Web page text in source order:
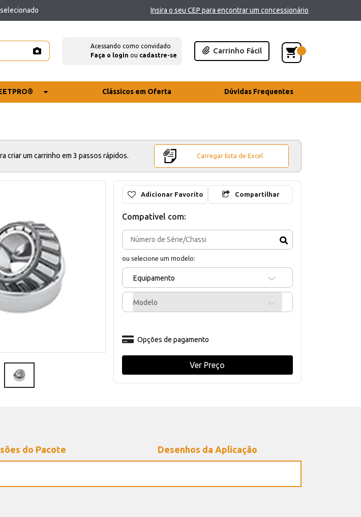
Insira o seu CEP para encontrar um concessionário
Acessando como convidado
Faça o login ou cadastre-se
Carrinho Fácil
Clássicos em Oferta Dúvidas Frequentes
criar um carrinho em 3 passos rápidos. Carregar lista de Excel
Adicionar Favorito Compartilhar
Compativel com:
ou selecione um modelo:
Equipamento
Modelo
Opções de pagamento
Ver Preço
do Pacote Desenhos da Aplicação